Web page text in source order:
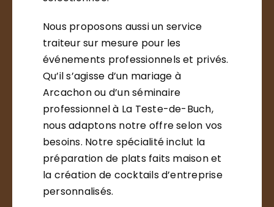
Nous proposons aussi un service
traiteur sur mesure pour les
événements professionnels et privés.
Qu’il s’agisse d’un mariage à
Arcachon ou d’un séminaire
professionnel à La Teste-de-Buch,
nous adaptons notre offre selon vos
besoins. Notre spécialité inclut la
préparation de plats faits maison et
la création de cocktails d’entreprise
personnalisés.